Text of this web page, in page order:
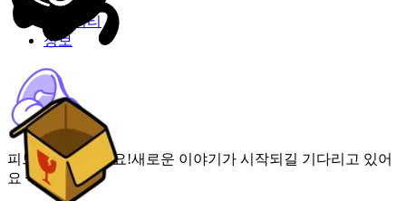
커뮤니티
정보
피드가 비어있어요!새로운 이야기가 시작되길 기다리고 있어
요 🌟